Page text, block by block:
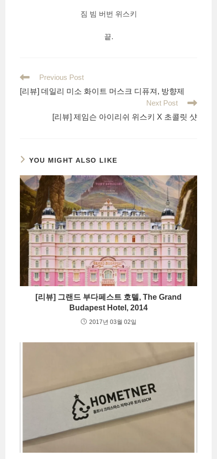
짐 빔 버번 위스키
끝.
Read
articles
Previous Post
[리뷰] 데일리 미소 화이트 머스크 디퓨져, 방향제
Next Post
[리뷰] 제임슨 아이리쉬 위스키 X 초콜릿 샷
YOU MIGHT ALSO LIKE
[리뷰] 그랜드 부다페스트 호텔, The Grand
Budapest Hotel, 2014
2017년 03월 02일